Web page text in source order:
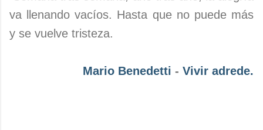
va llenando vacíos. Hasta que no puede más
y se vuelve tristeza.
Mario Benedetti - Vivir adrede.